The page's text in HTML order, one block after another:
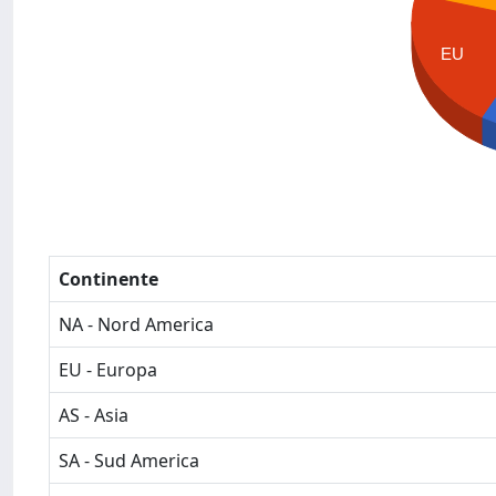
EU
Continente
NA - Nord America
EU - Europa
AS - Asia
SA - Sud America